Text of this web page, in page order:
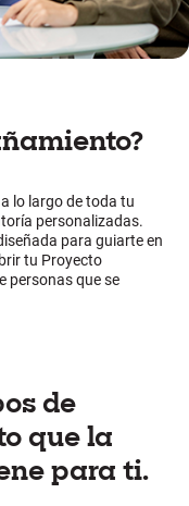
lo largo de toda tu
personalizadas.
para guiarte en
tu Proyecto
personas que se
de
que la
para ti.